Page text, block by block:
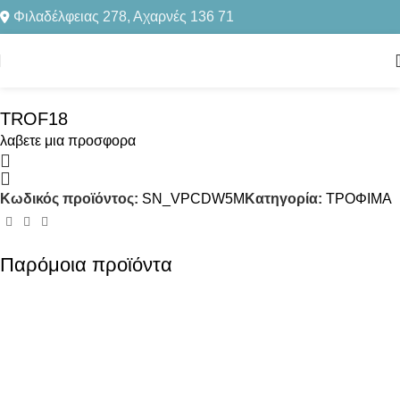
Φιλαδέλφειας 278, Αχαρνές 136 71
Αρχική σελίδα ΤΡΟΦΙΜΑ
TROF18
λαβετε μια προσφορα
Κωδικός προϊόντος: SN_VPCDW5M Κατηγορία: ΤΡΟΦΙΜΑ
Παρόμοια προϊόντα